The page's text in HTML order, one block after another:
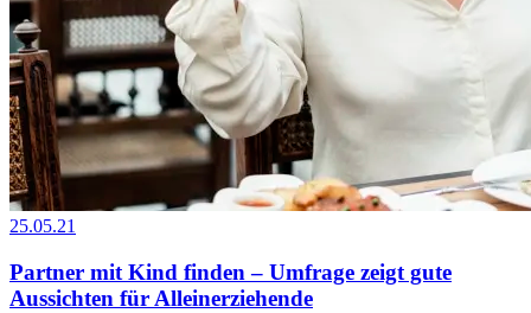
25.05.21
Partner mit Kind finden – Umfrage zeigt gute
Aussichten für Alleinerziehende